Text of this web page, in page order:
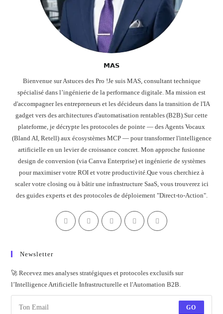
𝗠𝗔𝗦
Bienvenue sur Astuces des Pro !Je suis MAS, consultant technique
spécialisé dans l’ingénierie de la performance digitale. Ma mission est
d'accompagner les entrepreneurs et les décideurs dans la transition de l'IA
gadget vers des architectures d'automatisation rentables (B2B).Sur cette
plateforme, je décrypte les protocoles de pointe — des Agents Vocaux
(Bland AI, Retell) aux écosystèmes MCP — pour transformer l'intelligence
artificielle en un levier de croissance concret. Mon approche fusionne
design de conversion (via Canva Enterprise) et ingénierie de systèmes
pour maximiser votre ROI et votre productivité.Que vous cherchiez à
scaler votre closing ou à bâtir une infrastructure SaaS, vous trouverez ici
des guides experts et des protocoles de déploiement "Direct-to-Action".
Newsletter
🚀 Recevez mes analyses stratégiques et protocoles exclusifs sur
l’Intelligence Artificielle Infrastructurelle et l'Automation B2B.
GO